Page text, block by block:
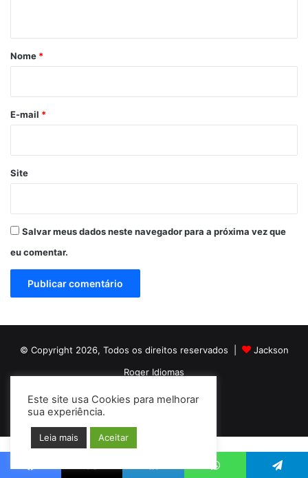
r
*
Nome *
E-mail *
Site
Salvar meus dados neste navegador para a próxima vez que
eu comentar.
© Copyright 2026, Todos os direitos reservados |
Jackson
Roger Idiomas
Facebook
YouTubeInstagram
Este site usa Cookies para melhorar
sua experiência.
Leia mais Aceitar
Copy Protected byChetan'sWP-Copyprotect.